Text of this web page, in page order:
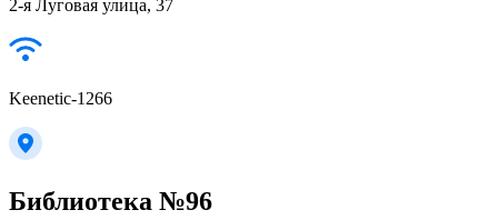
2-я Луговая улица, 37
Keenetic-1266
Библиотека №96